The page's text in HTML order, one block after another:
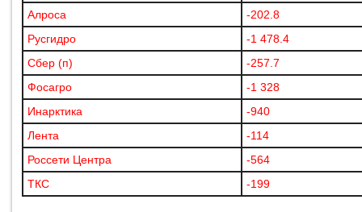
Алроса
-202.8
Русгидро
-1 478.4
Сбер (п)
-257.7
Фосагро
-1 328
Инарктика
-940
Лента
-114
Россети Центра
-564
ТКС
-199